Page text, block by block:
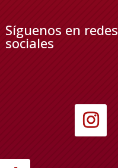
Síguenos en redes
sociales